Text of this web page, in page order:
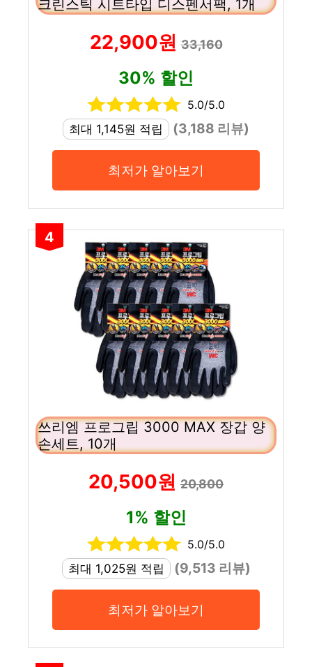
크린스틱 시트타입 디스펜서팩, 1개
22,900원33,160
30% 할인
5.0/5.0
최대 1,145원 적립
(3,188 리뷰)
최저가 알아보기
4
쓰리엠 프로그립 3000 MAX 장갑 양
손세트, 10개
20,500원 20,800
1% 할인
5.0/5.0
최대 1,025원 적립
(9,513 리뷰)
최저가 알아보기